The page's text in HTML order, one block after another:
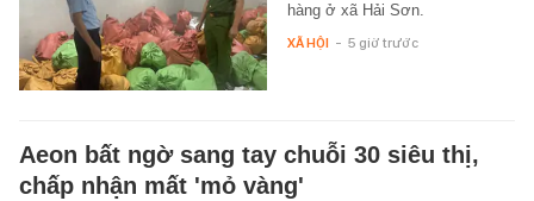
hàng ở xã Hải Sơn.
XÃ HỘI - 5 giờ trước
Aeon bất ngờ sang tay chuỗi 30 siêu thị,
chấp nhận mất 'mỏ vàng'